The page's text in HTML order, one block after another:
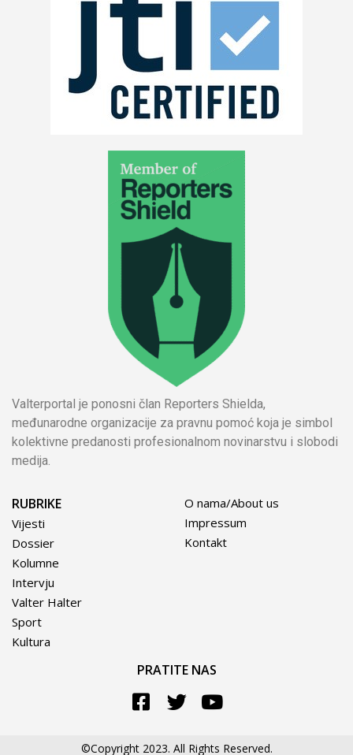
Valterportal je ponosni član Reporters Shielda,
međunarodne organizacije za pravnu pomoć koja je simbol
kolektivne predanosti profesionalnom novinarstvu i slobodi
medija.
RUBRIKE
Vijesti
Dossier
Kolumne
Intervju
Valter Halter
Sport
Kultura
O nama/About us
Impressum
Kontakt
PRATITE NAS
©Copyright 2023. All Rights Reserved.